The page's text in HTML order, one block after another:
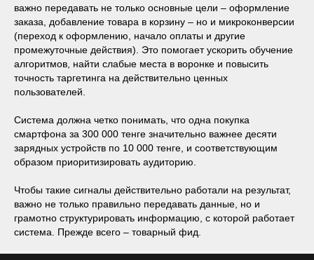
важно передавать не только основные цели – оформление
заказа, добавление товара в корзину – но и микроконверсии
(переход к оформлению, начало оплаты и другие
промежуточные действия). Это помогает ускорить обучение
алгоритмов, найти слабые места в воронке и повысить
точность таргетинга на действительно ценных
пользователей.
Система должна четко понимать, что одна покупка
смартфона за 300 000 тенге значительно важнее десяти
зарядных устройств по 10 000 тенге, и соответствующим
образом приоритизировать аудиторию.
Чтобы такие сигналы действительно работали на результат,
важно не только правильно передавать данные, но и
грамотно структурировать информацию, с которой работает
система. Прежде всего – товарный фид.